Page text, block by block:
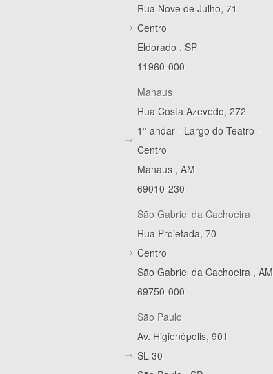
Rua Nove de Julho, 71
Centro
Eldorado , SP
11960-000
Manaus
Rua Costa Azevedo, 272
1° andar - Largo do Teatro -
Centro
Manaus , AM
69010-230
São Gabriel da Cachoeira
Rua Projetada, 70
Centro
São Gabriel da Cachoeira , AM
69750-000
São Paulo
Av. Higienópolis, 901
SL 30